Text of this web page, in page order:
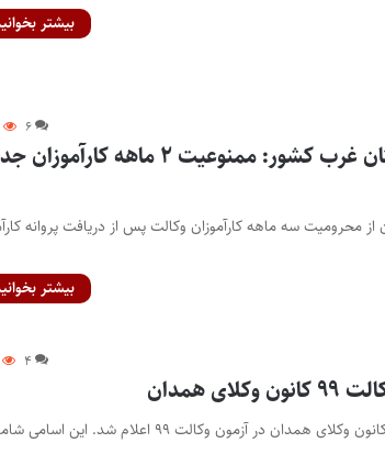
بیشتر
۶
تصمیم کانون‌های وکلای ۸ استان غرب کشور: ممنوعیت ۲ ماهه
محرومیت سه ماهه کارآموزان وکالت پس از دریافت پروانه
بیشتر
۴
همدان